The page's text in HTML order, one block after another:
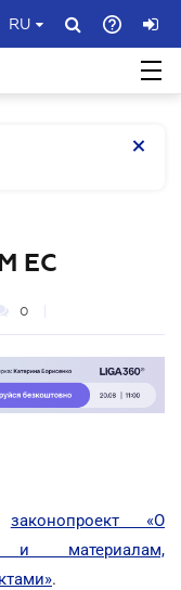
RU
ЕС
0
законопроект «О
и материалам,
.